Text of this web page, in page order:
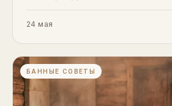
24 мая
БАННЫЕ СОВЕТЫ